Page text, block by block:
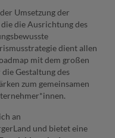
Umsetzung der
die die Ausrichtung des
dient allen
mit dem großen
Gestaltung des
zum gemeinsamen
an
und bietet eine